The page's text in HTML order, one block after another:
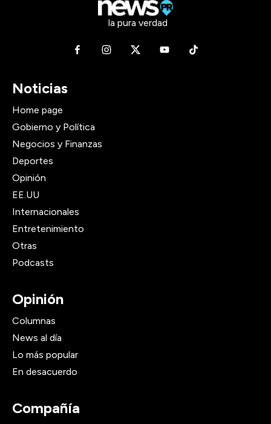
la pura verdad
Noticias
Home page
Gobierno y Política
Negocios y Finanzas
Deportes
Opinión
EE.UU
Internacionales
Entretenimiento
Otras
Podcasts
Opinión
Columnas
News al día
Lo más popular
En desacuerdo
Compañía